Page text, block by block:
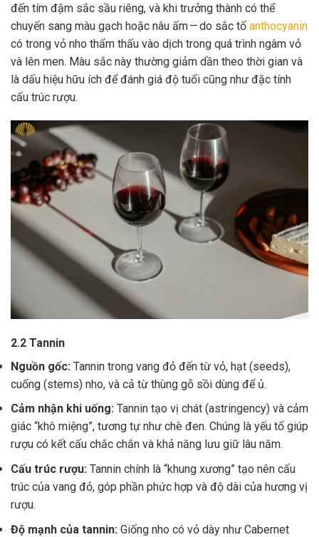
đến tím đậm sắc sầu riêng, và khi trưởng thành có thể
chuyển sang màu gạch hoặc nâu ấm — do sắc tố anthocyanin
có trong vỏ nho thẩm thấu vào dịch trong quá trình ngâm vỏ
và lên men. Màu sắc này thường giảm dần theo thời gian và
là dấu hiệu hữu ích để đánh giá độ tuổi cũng như đặc tính
cấu trúc rượu.
2.2 Tannin
Nguồn gốc: Tannin trong vang đỏ đến từ vỏ, hạt (seeds),
cuống (stems) nho, và cả từ thùng gỗ sồi dùng để ủ.
Cảm nhận khi uống: Tannin tạo vị chát (astringency) và cảm
giác “khô miệng”, tương tự như chè đen. Chúng là yếu tố giúp
rượu có kết cấu chắc chắn và khả năng lưu giữ lâu năm.
Cấu trúc rượu: Tannin chính là “khung xương” tạo nên cấu
trúc của vang đỏ, góp phần phức hợp và độ dài của hương vị
rượu.
Độ mạnh của tannin: Giống nho có vỏ dày như Cabernet